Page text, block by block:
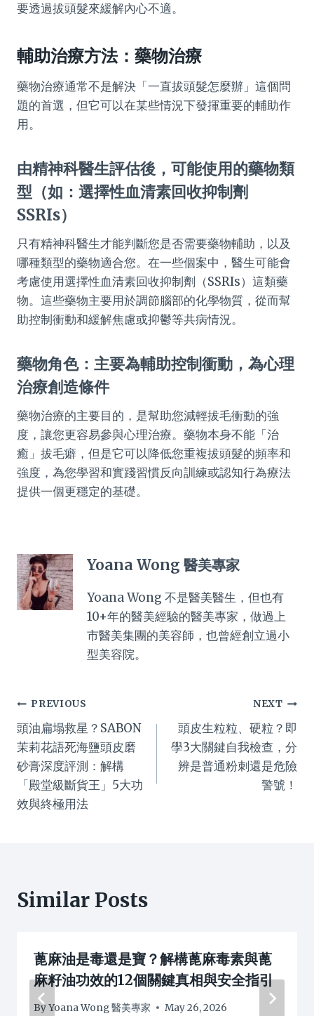
要透過拔頭髮來緩解內心不適。
輔助治療方法：藥物治療
藥物治療通常不是解決「一直拔頭髮怎麼辦」這個問
題的首選，但它可以在某些情況下發揮重要的輔助作
用。
由精神科醫生評估後，可能使用的藥物類
型（如：選擇性血清素回收抑制劑
SSRIs）
只有精神科醫生才能判斷您是否需要藥物輔助，以及
哪種類型的藥物適合您。在一些個案中，醫生可能會
考慮使用選擇性血清素回收抑制劑（SSRIs）這類藥
物。這些藥物主要用於調節腦部的化學物質，從而幫
助控制衝動和緩解焦慮或抑鬱等共病情況。
藥物角色：主要為輔助控制衝動，為心理
治療創造條件
藥物治療的主要目的，是幫助您減輕拔毛衝動的強
度，讓您更容易參與心理治療。藥物本身不能「治
癒」拔毛癖，但是它可以降低您重複拔頭髮的頻率和
強度，為您學習和實踐習慣反向訓練或認知行為療法
提供一個更穩定的基礎。
Yoana Wong 醫美專家
Yoana Wong 不是醫美醫生，但也有
10+年的醫美經驗的醫美專家，做過上
市醫美集團的美容師，也曾經創立過小
型美容院。
Post
navigation
PREVIOUS
頭油扁塌救星？SABON
茉莉花語死海鹽頭皮磨
砂膏深度評測：解構
「殿堂級斷貨王」5大功
效與終極用法
NEXT
頭皮生粒粒、硬粒？即
學3大關鍵自我檢查，分
辨是普通粉刺還是危險
警號！
Similar Posts
蓖麻油是毒還是寶？解構蓖麻毒素與蓖
麻籽油功效的12個關鍵真相與安全指引
ByYoana Wong 醫美專家 May 26, 2026